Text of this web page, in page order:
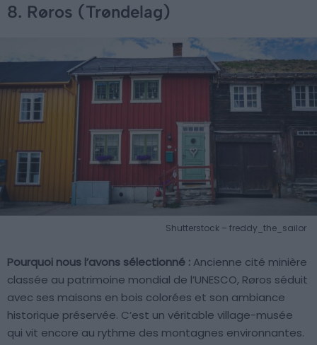
8. Røros (Trøndelag)
Shutterstock – freddy_the_sailor
Pourquoi nous l’avons sélectionné : Ancienne cité minière
classée au patrimoine mondial de l’UNESCO, Røros séduit
avec ses maisons en bois colorées et son ambiance
historique préservée. C’est un véritable village-musée
qui vit encore au rythme des montagnes environnantes.